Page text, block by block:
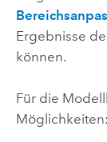
Ergebnisse
können.
Für die
Möglichkeiten: